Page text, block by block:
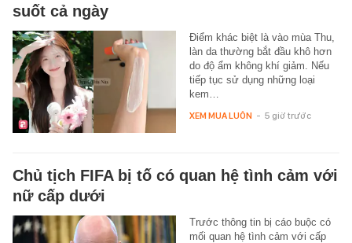
suốt cả ngày
Điểm khác biệt là vào mùa Thu,
làn da thường bắt đầu khô hơn
do độ ẩm không khí giảm. Nếu
tiếp tục sử dụng những loại
kem…
XEM MUA LUÔN - 5 giờ trước
Chủ tịch FIFA bị tố có quan hệ tình cảm với
nữ cấp dưới
Trước thông tin bị cáo buộc có
mối quan hệ tình cảm với cấp